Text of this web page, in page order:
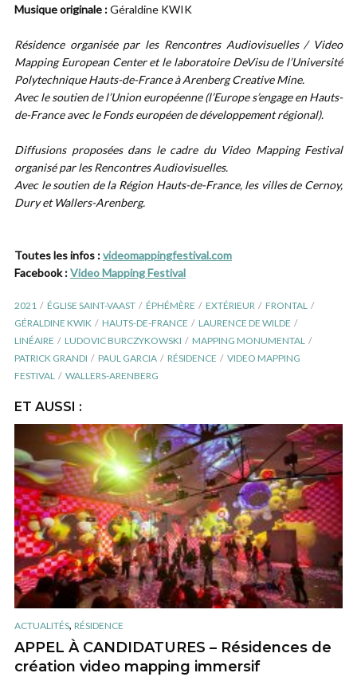
Musique originale :Géraldine KWIK
Résidence organisée par les Rencontres Audiovisuelles / Video
Mapping European Center et le laboratoire DeVisu de l’Université
Polytechnique Hauts-de-France à Arenberg Creative Mine.
Avec le soutien de l’Union européenne (l’Europe s’engage en Hauts-
de-France avec le Fonds européen de développement régional).
Diffusions proposées dans le cadre du Video Mapping Festival
organisé par les Rencontres Audiovisuelles.
Avec le soutien de la Région Hauts-de-France, les villes de Cernoy,
Dury et Wallers-Arenberg.
Toutes les infos :videomappingfestival.com
Facebook :Video Mapping Festival
2021 ÉGLISE SAINT-VAAST ÉPHÉMÈRE EXTÉRIEUR
FRONTAL
GÉRALDINE KWIK
HAUTS-DE-FRANCE
LAURENCE DE WILDE
LINÉAIRE
LUDOVIC BURCZYKOWSKI
MAPPING MONUMENTAL
PATRICK GRANDI
PAUL GARCIA RÉSIDENCE
VIDEO MAPPING
FESTIVAL
WALLERS-ARENBERG
ET AUSSI :
ACTUALITÉS, RÉSIDENCE
APPEL À CANDIDATURES – Résidences de
création video mapping immersif